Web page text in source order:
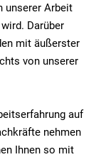
unserer Arbeit
Darüber
mit äußerster
von unserer
auf
nehmen
Ihnen so mit